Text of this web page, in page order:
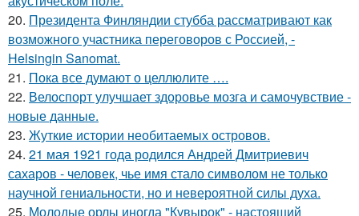
20. Президента Финляндии стубба рассматривают как
возможного участника переговоров с Россией, -
Helsingin Sanomat.
21. Пока все думают о целлюлите ….
22. Велоспорт улучшает здоровье мозга и самочувствие -
новые данные.
23. Жуткие истории необитаемых островов.
24. 21 мая 1921 года родился Андрей Дмитриевич
сахаров - человек, чье имя стало символом не только
научной гениальности, но и невероятной силы духа.
25. Молодые орлы иногда "Кувырок" - настоящий